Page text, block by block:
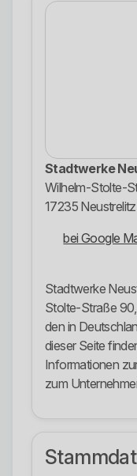
Stadtwerke
Wilhelm-Stolte-
17235 Neustrelitz
bei Google
Stadtwerke
Stolte-Straße
den in
dieser Seite
Informationen
zum